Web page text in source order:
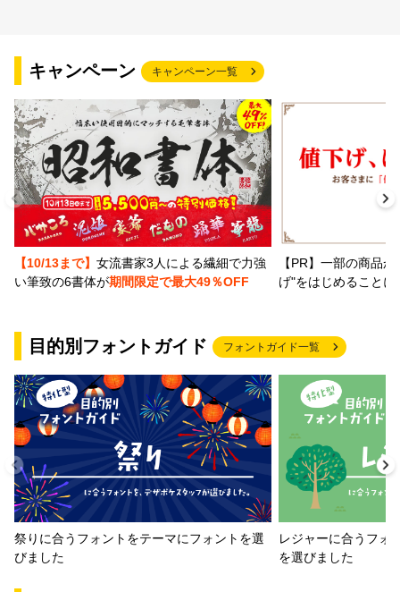
キャンペーン キャンペーン一覧
【10/13まで】 女流書家3人による繊細で力強
い筆致の6書体が期間限定で最大49％OFF
【PR】一部の商品
げ"をはじめること
目的別フォントガイド フォントガイド一覧
祭りに合うフォントをテーマにフォントを選
びました
レジャーに合うフォ
を選びました